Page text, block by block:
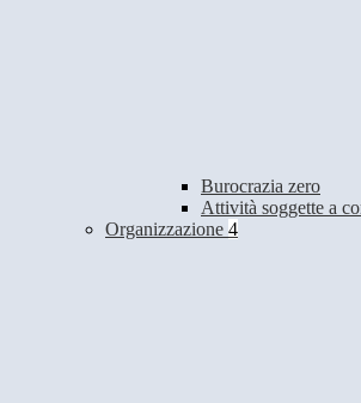
Burocrazia zero
Attività soggette a
Organizzazione 4